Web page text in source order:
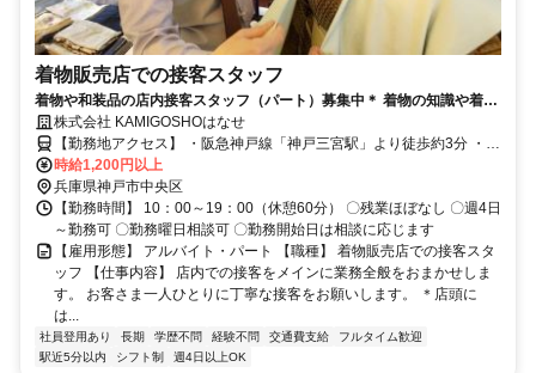
着物販売店での接客スタッフ
着物や和装品の店内接客スタッフ（パート）募集中＊ 着物の知識や着付
けは不要＊働きながらスキルが身につく＊
株式会社 KAMIGOSHOはなせ
【勤務地アクセス】 ・阪急神戸線「神戸三宮駅」より徒歩約3分 ・
JR神戸線「三ノ宮駅」より徒歩約5分 ・阪神本線「神戸三宮駅」より
徒歩約5分 ・神戸市営地下鉄海岸線「旧居留地・大丸前駅」より徒歩
約5分 ・各線「元町駅」より徒歩約7分
時給1,200円以上
兵庫県神戸市中央区
【勤務時間】 10：00～19：00（休憩60分） 〇残業ほぼなし 〇週4日
～勤務可 〇勤務曜日相談可 〇勤務開始日は相談に応じます
【雇用形態】 アルバイト・パート 【職種】 着物販売店での接客スタ
ッフ 【仕事内容】 店内での接客をメインに業務全般をおまかせしま
す。 お客さま一人ひとりに丁寧な接客をお願いします。 ＊店頭に
は...
社員登用あり 長期 学歴不問 経験不問 交通費支給
フルタイム歓迎
駅近5分以内
シフト制 週4日以上OK